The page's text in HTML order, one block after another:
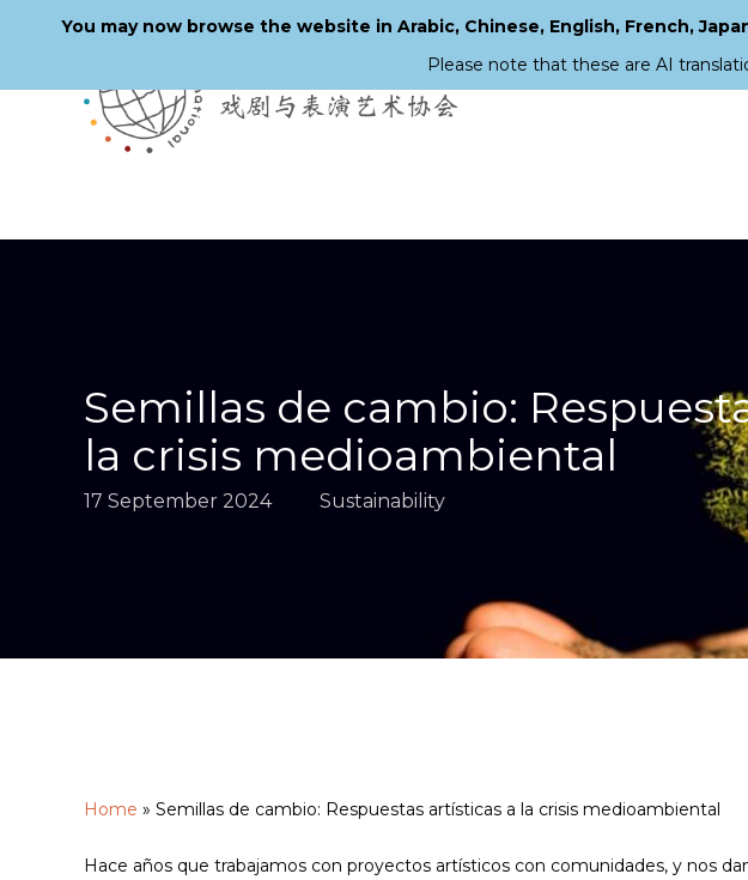
Semillas de cambio:
la crisis medioambiental
17 September 2024 Sustainability
Home » Semillas de cambio: Respuestas artísticas a la crisis medioambiental
Hace años que trabajamos con proyectos artísticos con comunidades, y nos
You may now browse the website in Arabic, Chinese, English, French,
Please note that these are AI